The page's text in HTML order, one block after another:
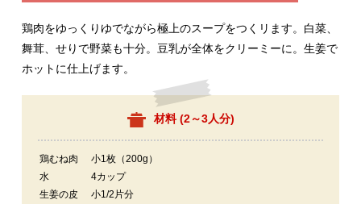
鶏肉をゆっくりゆでながら極上のスープをつくリます。白菜、
舞茸、せりで野菜も十分。豆乳が全体をクリーミーに。生姜で
ホットに仕上げます。
材料 (2～3人分)
鶏むね肉
小1枚（200g）
水
4カップ
生姜の皮
小1/2片分